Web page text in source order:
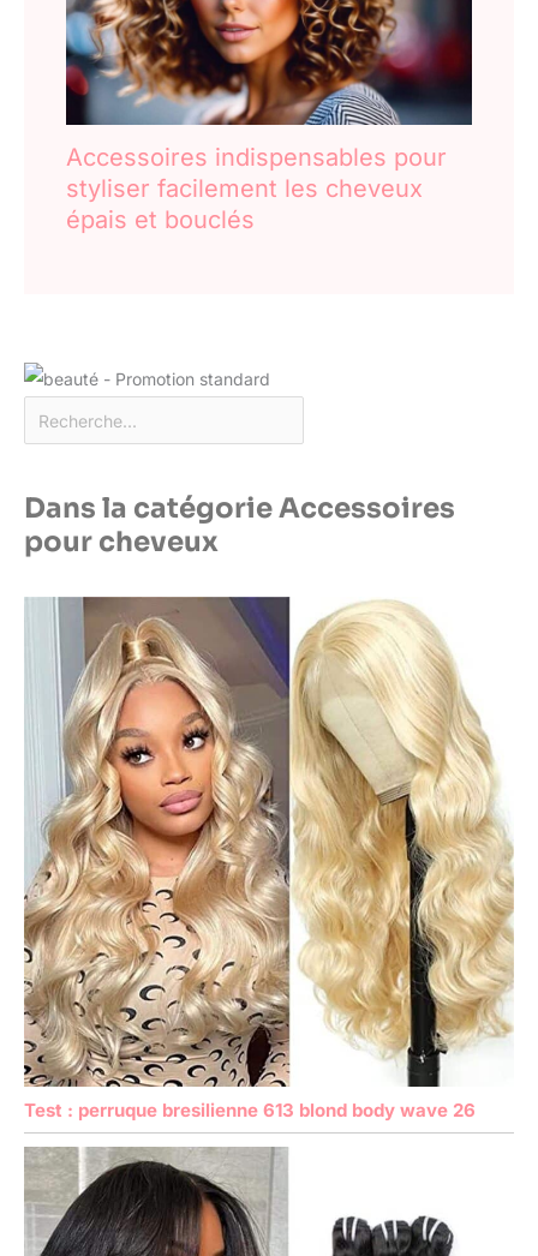
Accessoires indispensables pour
styliser facilement les cheveux
épais et bouclés
Dans la catégorie Accessoires
pour cheveux
Test : perruque bresilienne 613 blond body wave 26